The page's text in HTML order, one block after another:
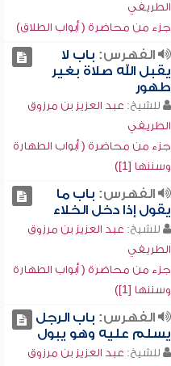
الطريفي
جزء من محاضرة ( أبواب الطلاق)
الفهرس: باب لا
يقبل الله صلاة بغير
طهور
للشيخ: عبد العزيز بن مرزوق
الطريفي
جزء من محاضرة ( أبواب الطهارة
وسننها [1])
الفهرس: باب ما
يقول إذا دخل الخلاء
للشيخ: عبد العزيز بن مرزوق
الطريفي
جزء من محاضرة ( أبواب الطهارة
وسننها [1])
الفهرس: باب الرجل
يسلم عليه وهو يبول
للشيخ: عبد العزيز بن مرزوق